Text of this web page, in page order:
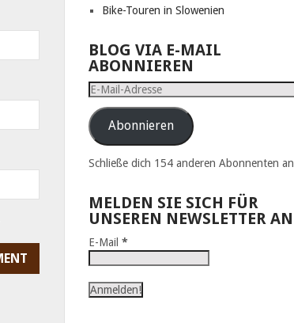
Bike-Touren in Slowenien
BLOG VIA E-MAIL
ABONNIEREN
E-
Mail-
AdresseAbonnieren
Schließe dich 154 anderen Abonnenten an
MELDEN SIE SICH FÜR
UNSEREN NEWSLETTER AN
E-Mail*